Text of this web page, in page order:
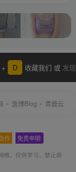
+ D 收藏我们 或 发现
逸博Blog 青鹿云
作 免责申明
络，仅供学习，禁止商